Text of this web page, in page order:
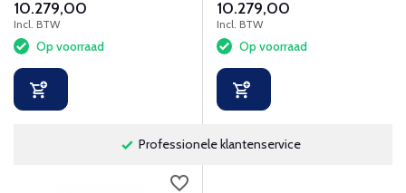
videoconferencing
10.279,00
Incl. BTW
Op voorraad
ruimte
10.279,00
Incl. BTW
Op voorraad
Professionele klantenservice